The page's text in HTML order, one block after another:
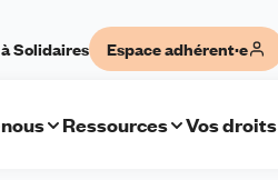
Solidaires Espace adhérent·e
Ressources Vos droits